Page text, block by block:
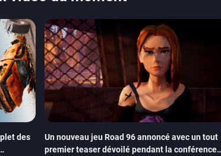
des
Un nouveau jeu Road 96 annoncé avec un tout
premier teaser dévoilé pendant la conférence